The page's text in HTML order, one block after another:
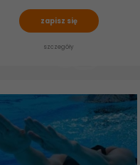
zapisz się
szczegóły